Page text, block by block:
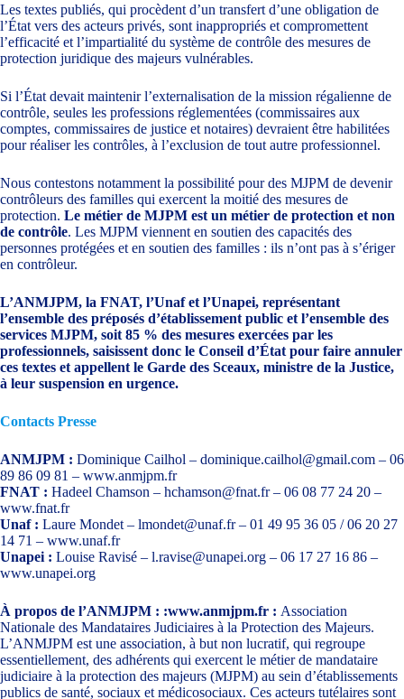
Les textes publiés, qui procèdent d’un transfert d’une obligation de
l’État vers des acteurs privés, sont inappropriés et compromettent
l’efficacité et l’impartialité du système de contrôle des mesures de
protection juridique des majeurs vulnérables.
Si l’État devait maintenir l’externalisation de la mission régalienne de
contrôle, seules les professions réglementées (commissaires aux
comptes, commissaires de justice et notaires) devraient être habilitées
pour réaliser les contrôles, à l’exclusion de tout autre professionnel.
Nous contestons notamment la possibilité pour des MJPM de devenir
contrôleurs des familles qui exercent la moitié des mesures de
protection. Le métier de MJPM est un métier de protection et non
de contrôle. Les MJPM viennent en soutien des capacités des
personnes protégées et en soutien des familles : ils n’ont pas à s’ériger
en contrôleur.
L’ANMJPM, la FNAT, l’Unaf et l’Unapei, représentant
l’ensemble des préposés d’établissement public et l’ensemble des
services MJPM, soit 85 % des mesures exercées par les
professionnels, saisissent donc le Conseil d’État pour faire annuler
ces textes et appellent le Garde des Sceaux, ministre de la Justice,
à leur suspension en urgence.
Contacts Presse
ANMJPM : Dominique Cailhol – dominique.cailhol@gmail.com – 06
89 86 09 81 – www.anmjpm.fr
FNAT : Hadeel Chamson – hchamson@fnat.fr– 06 08 77 24 20 –
www.fnat.fr
Unaf : Laure Mondet – lmondet@unaf.fr– 01 49 95 36 05 / 06 20 27
14 71 – www.unaf.fr
Unapei : Louise Ravisé – l.ravise@unapei.org – 06 17 27 16 86 –
www.unapei.org
À propos de l’ANMJPM : :www.anmjpm.fr : Association
Nationale des Mandataires Judiciaires à la Protection des Majeurs.
L’ANMJPM est une association, à but non lucratif, qui regroupe
essentiellement, des adhérents qui exercent le métier de mandataire
judiciaire à la protection des majeurs (MJPM) au sein d’établissements
publics de santé, sociaux et médicosociaux. Ces acteurs tutélaires sont